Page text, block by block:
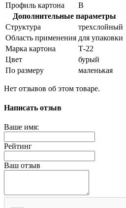
Профиль картона
В
Дополнительные параметры
Структура
трехслойный
Область применения для упаковки
Марка картона
Т-22
Цвет
бурый
По размеру
маленькая
Нет отзывов об этом товаре.
Написать отзыв
Ваше имя:
Рейтинг
Ваш отзыв